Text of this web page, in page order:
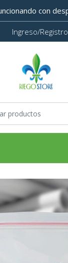
con
Ingreso/Registro